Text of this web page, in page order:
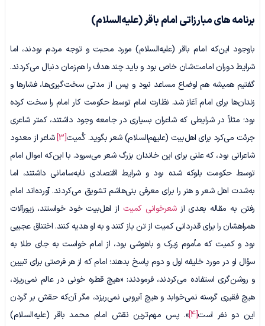
برنامه های مبارزاتی امام باقر(علیه‌السلام)
باوجود این‌که امام باقر (علیه‌السلام) مورد محبت و توجه مردم بودند، اما
شرایط دوران امامت‌شان خاص بود و باید چند هدف را هم‌زمان دنبال می‌کردند.
گفتیم همیشه هم اوضاع مساعد نبود و پس از مدتی سخت‌گیری‌ها، فشارها و
زندان‌ها برای امام آغاز شد. نظارت امام توسط حکومت کار امام را سخت کرده
بود؛ مثلاً در شرایطی که شاعران بسیاری در جامعه وجود داشتند، کمتر شاعری
جرئت می‌کرد برای اهل‌بیت (علیهم‌السلام) شعر بگوید. کُمیت[3]
شاعر از معدود
شاعرانی بود، که علنی برای این خاندان بزرگ شعر می‌سرود. با این‌که اموال امام
توسط حکومت بلوکه شده بود و شرایط اقتصادی نابه‌سامانی داشتند، اما
به‌شدت اهل شعر و هنر را برای معرفی بنی‌هاشم تشویق می‌کردند. آورده‌اند امام
رفتن به مقاله بعدی ازشعرخوانی کمیت از اهل‌بیت خود خواستند، زیورآلات‌
همراهشان را برای قدردانی کمیت از تن باز کنند و به او هدیه کنند. اختناق عجیبی
بود و کمیت که مأموم زیرک و باهوشی بود، از امام خواست به ‌جای طلا به
سؤال او در مورد خلیفه اول و دوم پاسخ بدهند؛ امام که از هر فرصتی برای تبیین
و روشن‌گری استفاده می‌کردند، فرمودند: «هیچ قطره خونی در عالم نمی‌ریزد،
هیچ فقیری گرسنه نمی‌خوابد و هیچ آبرویی نمی‌ریزد، مگر آن‌که حقش بر گردن
این دو نفر است[4] ». پس مهم‌ترین نقش امام محمد باقر (علیه‌السلام)